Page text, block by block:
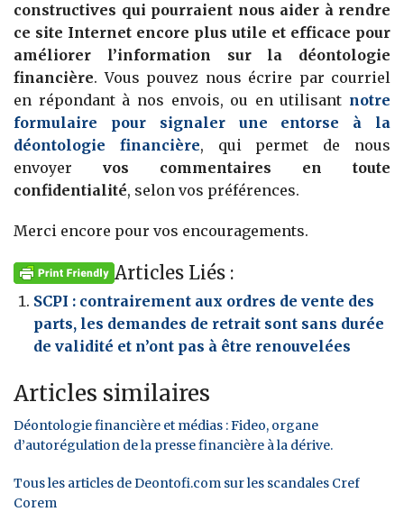
constructives qui pourraient nous aider à rendre
ce site Internet encore plus utile et efficace pour
améliorer l’information sur la déontologie
financière. Vous pouvez nous écrire par courriel
en répondant à nos envois, ou en utilisant notre
formulaire pour signaler une entorse à la
déontologie financière, qui permet de nous
envoyer vos commentaires en toute
confidentialité, selon vos préférences.
Merci encore pour vos encouragements.
Articles Liés :
SCPI : contrairement aux ordres de vente des
parts, les demandes de retrait sont sans durée
de validité et n’ont pas à être renouvelées
Articles similaires
Déontologie financière et médias : Fideo, organe
d’autorégulation de la presse financière à la dérive.
Tous les articles de Deontofi.com sur les scandales Cref
Corem